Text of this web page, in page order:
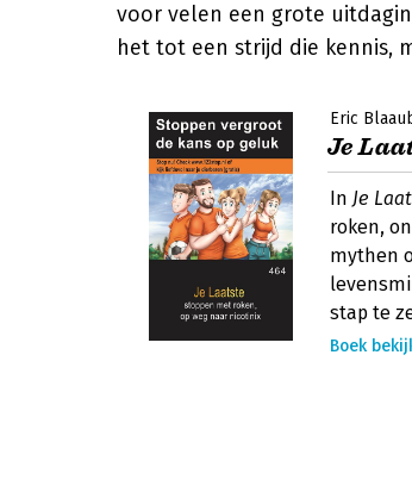
voor velen een grote
het tot een strijd die kennis,
Eric
Je
In Je
roken,
mythen
stap te
Boek